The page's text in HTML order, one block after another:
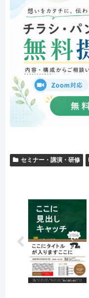
セミナー・講演・研修